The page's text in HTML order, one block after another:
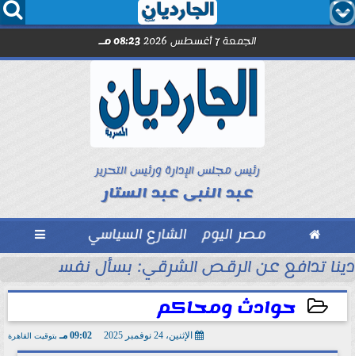
  
الجمعة 7 أغسطس 2026 08:23 مـ
رئيس مجلس الإدارة ورئيس التحرير
عبد النبى عبد الستار
 مصر اليوم الشارع السياسي 
دينا تدافع عن الرقص الشرقي: بسأل نفسي
حوادث ومحاكم
الإثنين، 24 نوفمبر 2025 09:02 مـ بتوقيت القاهرة